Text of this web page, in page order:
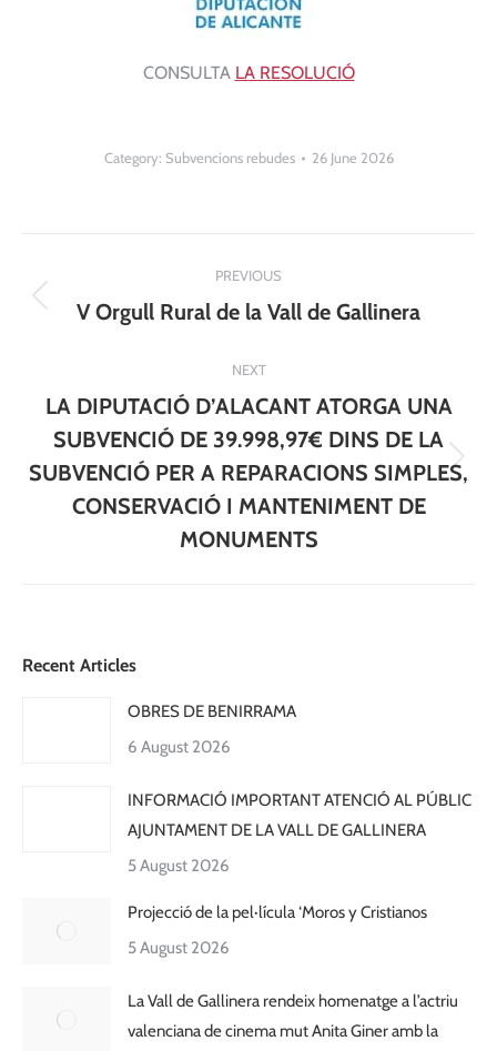
CONSULTA LA RESOLUCIÓ
Category: Subvencions rebudes 26 June 2026
navigation
PREVIOUS
Previous
V Orgull Rural de la Vall de Gallinera
NEXT
Next
post:
LA DIPUTACIÓ D’ALACANT ATORGA UNA
SUBVENCIÓ DE 39.998,97€ DINS DE LA
SUBVENCIÓ PER A REPARACIONS SIMPLES,
CONSERVACIÓ I MANTENIMENT DE
MONUMENTS
Recent Articles
OBRES DE BENIRRAMA
6 August 2026
INFORMACIÓ IMPORTANT ATENCIÓ AL PÚBLIC
AJUNTAMENT DE LA VALL DE GALLINERA
5 August 2026
Projecció de la pel·lícula ‘Moros y Cristianos
5 August 2026
La Vall de Gallinera rendeix homenatge a l’actriu
valenciana de cinema mut Anita Giner amb la